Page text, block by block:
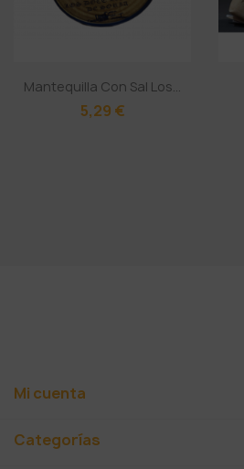
Mantequilla Con Sal Los...
5,29 €
Mi cuenta
Categorías